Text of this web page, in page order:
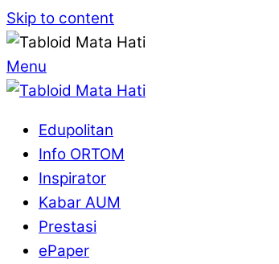
Skip to content
Menu
Edupolitan
Info ORTOM
Inspirator
Kabar AUM
Prestasi
ePaper